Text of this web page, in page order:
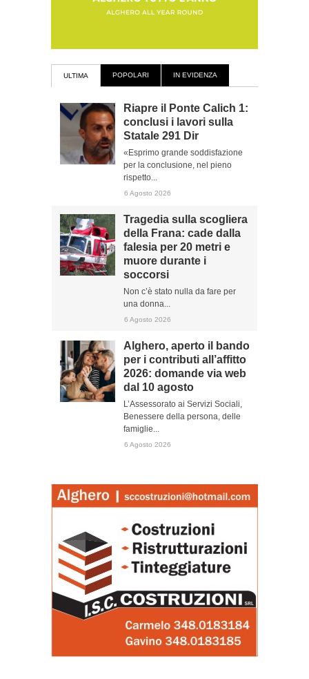
ULTIMA POPOLARI IN EVIDENZA
Riapre il Ponte Calich 1:
conclusi i lavori sulla
Statale 291 Dir
«Esprimo grande soddisfazione
per la conclusione, nel pieno
rispetto...
6 Agosto 2026
Tragedia sulla scogliera
della Frana: cade dalla
falesia per 20 metri e
muore durante i
soccorsi
Non c’è stato nulla da fare per
una donna...
6 Agosto 2026
Alghero, aperto il bando
per i contributi all’affitto
2026: domande via web
dal 10 agosto
L’Assessorato ai Servizi Sociali,
Benessere della persona, delle
famiglie...
6 Agosto 2026